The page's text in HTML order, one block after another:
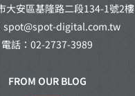
大安區基隆路二段134-1號2樓
spot@spot-digital.com.tw
電話：02-2737-3989
FROM OUR BLOG